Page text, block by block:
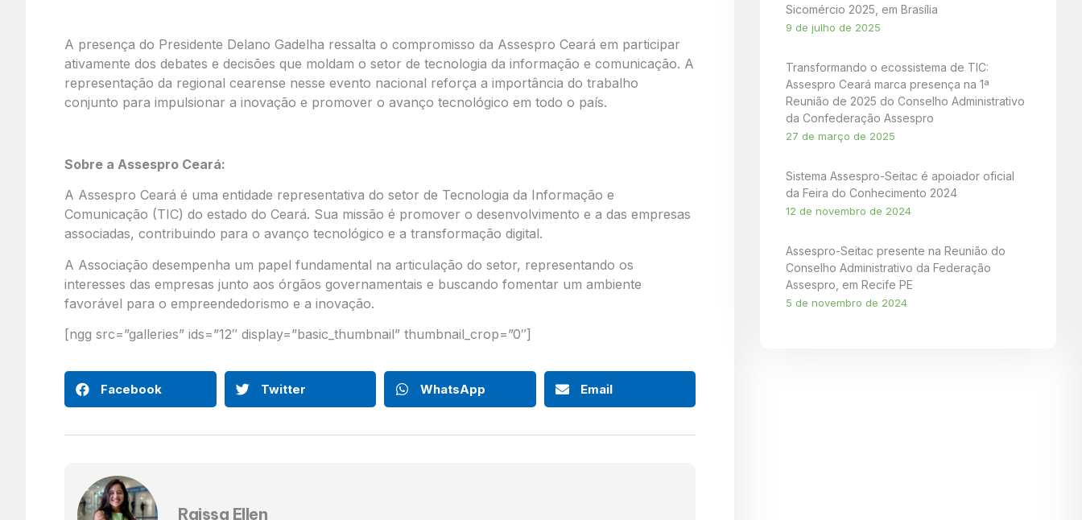
A presença do Presidente Delano Gadelha ressalta o compromisso da Assespro Ceará em participar
ativamente dos debates e decisões que moldam o setor de tecnologia da informação e comunicação. A
representação da regional cearense nesse evento nacional reforça a importância do trabalho
conjunto para impulsionar a inovação e promover o avanço tecnológico em todo o país.
Sobre a Assespro Ceará:
A Assespro Ceará é uma entidade representativa do setor de Tecnologia da Informação e
Comunicação (TIC) do estado do Ceará. Sua missão é promover o desenvolvimento e a das empresas
associadas, contribuindo para o avanço tecnológico e a transformação digital.
A Associação desempenha um papel fundamental na articulação do setor, representando os
interesses das empresas junto aos órgãos governamentais e buscando fomentar um ambiente
favorável para o empreendedorismo e a inovação.
[ngg src=”galleries” ids=”12″ display=”basic_thumbnail” thumbnail_crop=”0″]
Facebook Twitter WhatsApp Email
Raissa Ellen
Sicomércio 2025, em Brasília
9 de julho de 2025
Transformando o ecossistema de TIC:
Assespro Ceará marca presença na 1ª
Reunião de 2025 do Conselho Administrativo
da Confederação Assespro
27 de março de 2025
Sistema Assespro-Seitac é apoiador oficial
da Feira do Conhecimento 2024
12 de novembro de 2024
Assespro-Seitac presente na Reunião do
Conselho Administrativo da Federação
Assespro, em Recife PE
5 de novembro de 2024